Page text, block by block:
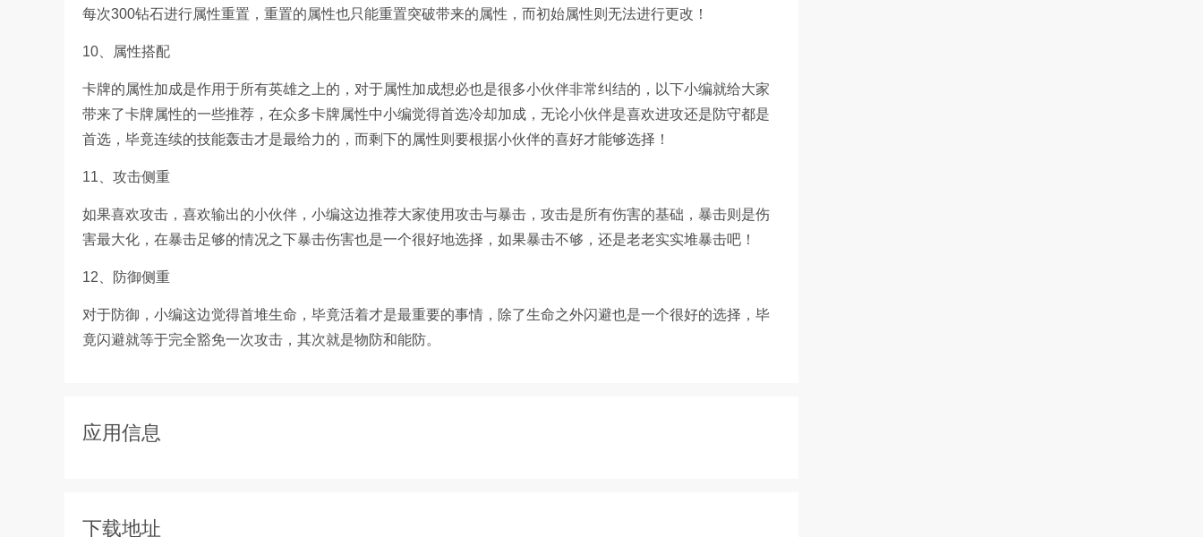
每次300钻石进行属性重置，重置的属性也只能重置突破带来的属性，而初始属性则无法进行更改！
10、属性搭配
卡牌的属性加成是作用于所有英雄之上的，对于属性加成想必也是很多小伙伴非常纠结的，以下小编就给大家
带来了卡牌属性的一些推荐，在众多卡牌属性中小编觉得首选冷却加成，无论小伙伴是喜欢进攻还是防守都是
首选，毕竟连续的技能轰击才是最给力的，而剩下的属性则要根据小伙伴的喜好才能够选择！
11、攻击侧重
如果喜欢攻击，喜欢输出的小伙伴，小编这边推荐大家使用攻击与暴击，攻击是所有伤害的基础，暴击则是伤
害最大化，在暴击足够的情况之下暴击伤害也是一个很好地选择，如果暴击不够，还是老老实实堆暴击吧！
12、防御侧重
对于防御，小编这边觉得首堆生命，毕竟活着才是最重要的事情，除了生命之外闪避也是一个很好的选择，毕
竟闪避就等于完全豁免一次攻击，其次就是物防和能防。
应用信息
下载地址